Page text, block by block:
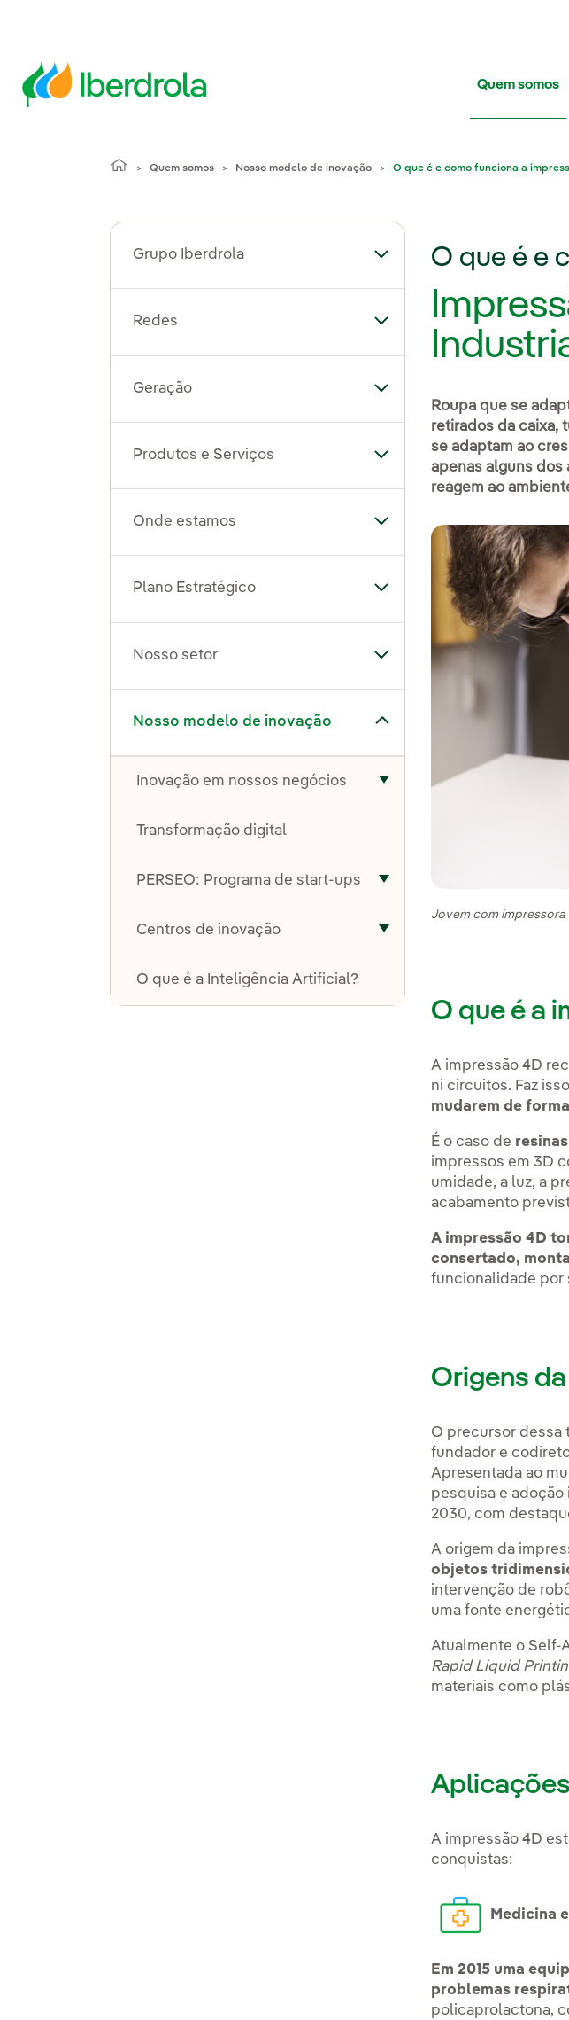
Quem somos
Quem somos Nosso modelo de inovação O que é e como funciona a
Grupo Iberdrola Alternar submenu de
Redes Alternar submenu de Redes
Geração Alternar submenu de
Produtos e Serviços Alternar submenu de
Onde estamos Alternar submenu de
Plano Estratégico Alternar submenu de
Nosso setor Alternar submenu de
Nosso modelo de inovação
Alternar submenu de Nosso modelo de inovação
Inovação em nossos negócios
Alternar submenu de
Transformação digital
PERSEO: Programa de start-ups
Alternar submenu de
Centros de inovação
O que é a Inteligência Artificial?
O que é e
Roupa que se
retirados da caixa,
se adaptam ao
apenas alguns dos
reagem ao
Jovem com impressora
O que é a
A impressão 4D
ni circuitos. Faz
mudarem de
É o caso de
impressos em 3D
umidade, a luz, a
acabamento
A impressão 4D
consertado,
funcionalidade por
Origens
O precursor dessa
fundador e
Apresentada ao
pesquisa e adoção
2030, com
A origem da
objetos
intervenção de
uma fonte
Atualmente o Self-
Rapid Liquid
materiais como
A impressão 4D
conquistas:
Medicina
Em 2015 uma
problemas
policaprolactona,